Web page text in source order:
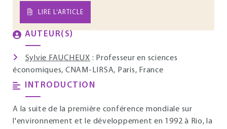
LIRE L’ARTICLE
AUTEUR(S)
Sylvie FAUCHEUX : Professeur en sciences
économiques, CNAM-LIRSA, Paris, France
INTRODUCTION
A la suite de la première conférence mondiale sur
l'environnement et le développement en 1992 à Rio, la